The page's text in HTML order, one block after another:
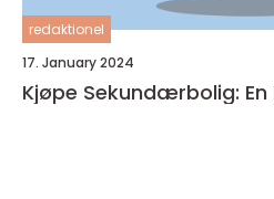
redaktionel
17. January 2024
Kjøpe Sekundærbolig: En